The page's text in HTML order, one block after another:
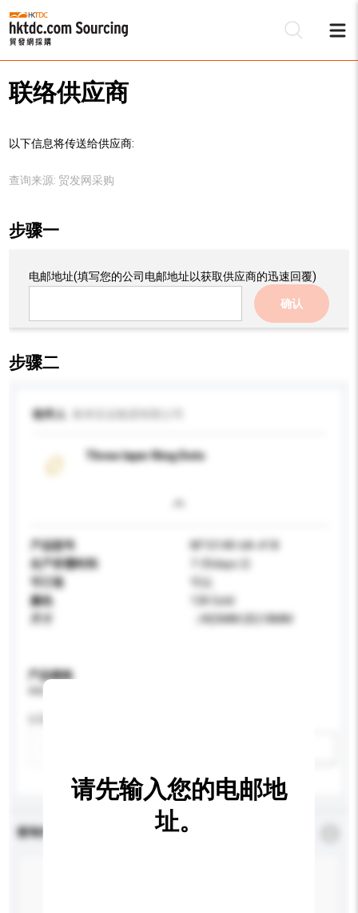
联络供应商
以下信息将传送给供应商:
查询来源: 贸发网采购
步骤一
电邮地址(填写您的公司电邮地址以获取供应商的迅速回覆)
确认
步骤二
收件人
Three layer Ring Dots
产品型号
NF1014R-6A-#18
生产所需时间
7-35days 日
可订造
可以
颜色
12K Gold
（W)5MM (ID)18MM
产品规格
查询内容
请先输入您的电邮地
址。